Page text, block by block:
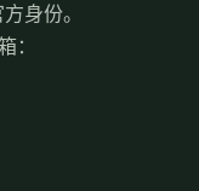
身份。
：